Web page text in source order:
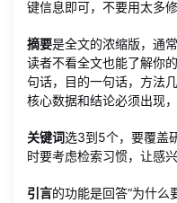
键信息即可，不要用太多修
摘要是全文的浓缩版，通
读者不看全文也能了解你
句话，目的一句话，方法
核心数据和结论必须出现
关键词选3到5个，要覆盖
时要考虑检索习惯，让感
引言的功能是回答“为什么